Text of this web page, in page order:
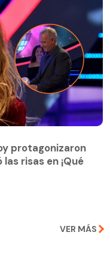
risas en ¡Qué
protagonizaron
risas en ¡Qué
VER MÁS